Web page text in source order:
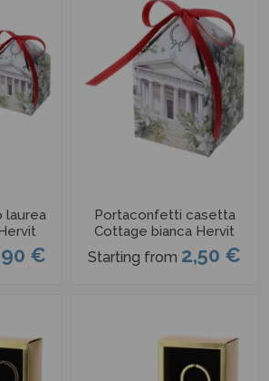
laurea
€
Portaconfetti casetta
Cottage bianca Hervit
Starting from 2,50 €